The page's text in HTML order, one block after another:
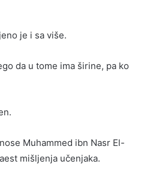
je i sa više.
da u tome ima širine, pa ko
Muhammed ibn Nasr El-
mišljenja učenjaka.